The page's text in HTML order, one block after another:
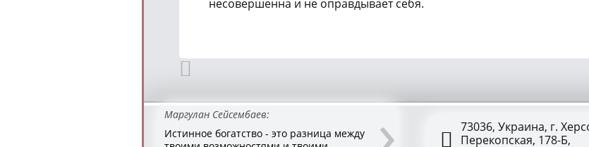
несовершенна и не оправдывает себя.
Маргулан Сейсембаев:
Истинное богатство - это разница между
73036, Украина, г.
Перекопская, 178-Б,